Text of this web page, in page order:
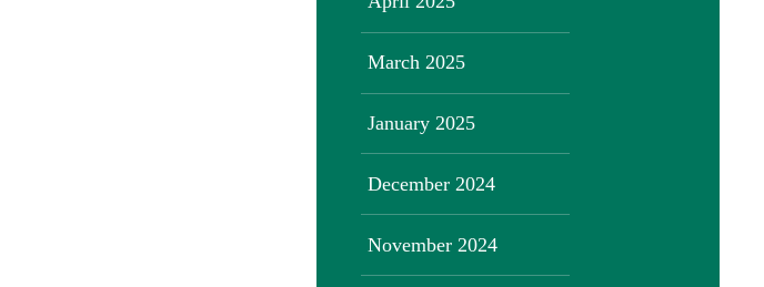
March 2025
January 2025
December 2024
November 2024